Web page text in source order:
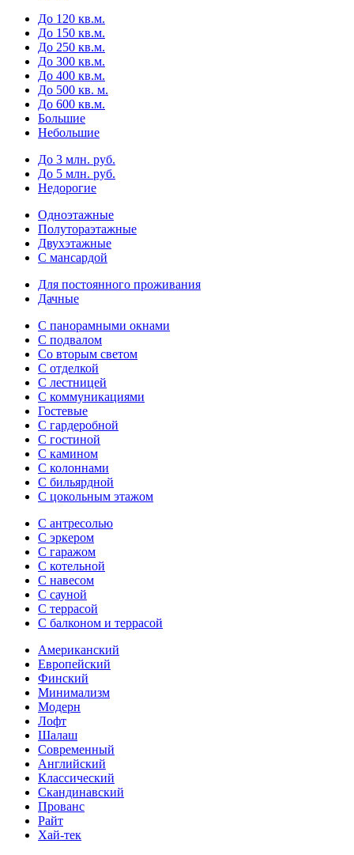
До 120 кв.м.
До 150 кв.м.
До 250 кв.м.
До 300 кв.м.
До 400 кв.м.
До 500 кв. м.
До 600 кв.м.
Большие
Небольшие
До 3 млн. руб.
До 5 млн. руб.
Недорогие
Одноэтажные
Полутораэтажные
Двухэтажные
С мансардой
Для постоянного проживания
Дачные
С панорамными окнами
С подвалом
Со вторым светом
С отделкой
С лестницей
С коммуникациями
Гостевые
С гардеробной
С гостиной
С камином
С колоннами
С бильярдной
С цокольным этажом
С антресолью
С эркером
С гаражом
С котельной
С навесом
С сауной
С террасой
С балконом и террасой
Американский
Европейский
Финский
Минимализм
Модерн
Лофт
Шалаш
Современный
Английский
Классический
Скандинавский
Прованс
Райт
Хай-тек